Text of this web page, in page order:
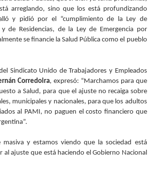
arreglando, sino que los está profundizando
y pidió por el “cumplimiento de la Ley de
y de Residencias, de la Ley de Emergencia por
se financie la Salud Pública como el pueblo
Sindicato Unido de Trabajadores y Empleados
Corredoira, expresó: “Marchamos para que
a Salud, para que el ajuste no recaiga sobre
municipales y nacionales, para que los adultos
al PAMI, no paguen el costo financiero que
masiva y estamos viendo que la sociedad está
al ajuste que está haciendo el Gobierno Nacional